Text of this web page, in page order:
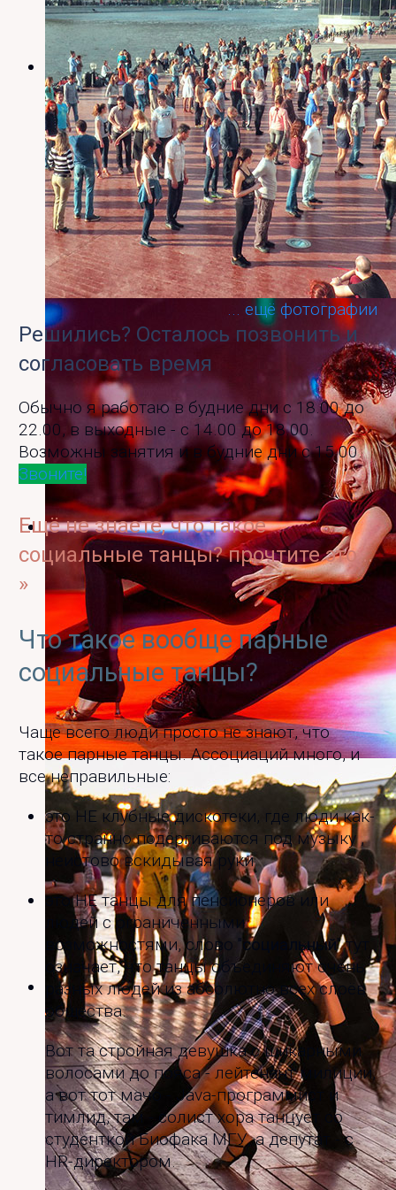
Постановка и репетиция хастл флешмоба
Низкая поддержка с уходом на колено
... ещё фотографии
Решились? Осталось позвонить и
согласовать время
Обычно я работаю в будние дни с 18.00 до
22.00, в выходные - с 14.00 до 18.00.
Возможны занятия и в будние дни с 15.00.
Звоните!
Ещё не знаете, что такое
социальные танцы? прочтите это...
»
Что такое вообще парные
социальные танцы?
Чаще всего люди просто не знают, что
такое парные танцы. Ассоциаций много, и
все неправильные:
это НЕ клубные дискотеки, где люди как-
то странно подёргиваются под музыку ,
неистово вскидывая руки
это НЕ танцы для пенсионеров или
людей с ограниченными
возможностями, слово " социальный" тут
означает, что танцы объединяют очень
разных людей из абсолютно всех слоёв
общества.
Вот та стройная девушка с шикарными
волосами до пояса - лейтенант милиции,
а вот тот мачо - Java-программист и
тимлид, там - солист хора танцует со
студенткой Биофака МГУ, а депутат - с
HR-директором.